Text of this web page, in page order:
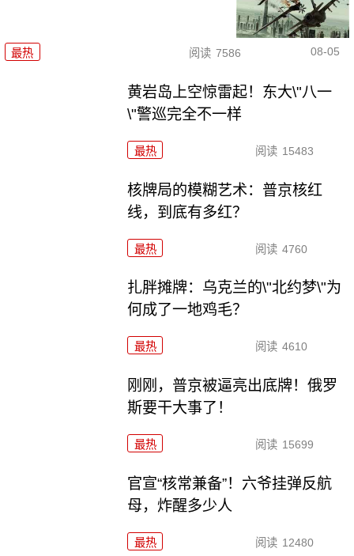
最热 阅读 7586 08-05
黄岩岛上空惊雷起！东大\"八一
\"警巡完全不一样
最热 阅读 15483
核牌局的模糊艺术：普京核红
线，到底有多红？
最热 阅读 4760
扎胖摊牌：乌克兰的\"北约梦\"为
何成了一地鸡毛？
最热 阅读 4610
刚刚，普京被逼亮出底牌！俄罗
斯要干大事了！
最热 阅读 15699
官宣“核常兼备”！六爷挂弹反航
母，炸醒多少人
最热 阅读 12480